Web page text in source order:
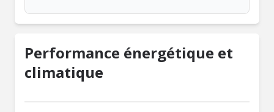
Performance énergétique et
climatique